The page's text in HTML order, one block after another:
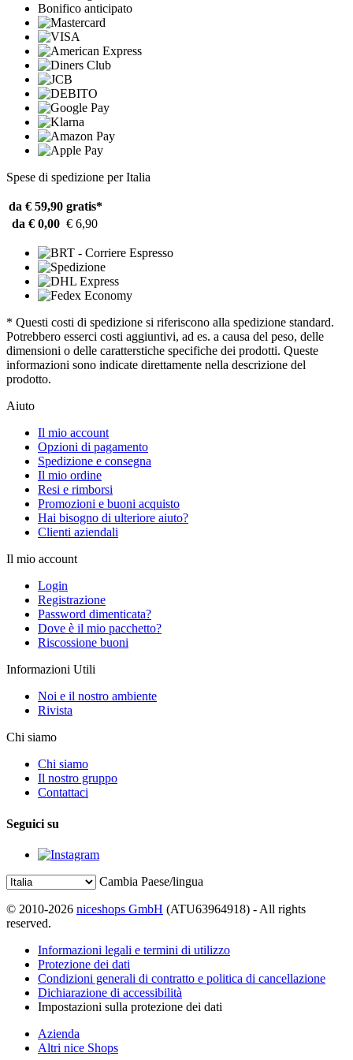
Bonifico anticipato
Spese di spedizione per Italia
da € 59,90 gratis*
da € 0,00 € 6,90
* Questi costi di spedizione si riferiscono alla spedizione standard.
Potrebbero esserci costi aggiuntivi, ad es. a causa del peso, delle
dimensioni o delle caratterstiche specifiche dei prodotti. Queste
informazioni sono indicate direttamente nella descrizione del
prodotto.
Aiuto
Il mio account
Opzioni di pagamento
Spedizione e consegna
Il mio ordine
Resi e rimborsi
Promozioni e buoni acquisto
Hai bisogno di ulteriore aiuto?
Clienti aziendali
Il mio account
Login
Registrazione
Password dimenticata?
Dove è il mio pacchetto?
Riscossione buoni
Informazioni Utili
Noi e il nostro ambiente
Rivista
Chi siamo
Chi siamo
Il nostro gruppo
Contattaci
Seguici su
Cambia Paese/lingua
© 2010-2026 niceshops GmbH (ATU63964918) - All rights
reserved.
Informazioni legali e termini di utilizzo
Protezione dei dati
Condizioni generali di contratto e politica di cancellazione
Dichiarazione di accessibilità
Impostazioni sulla protezione dei dati
Azienda
Altri nice Shops